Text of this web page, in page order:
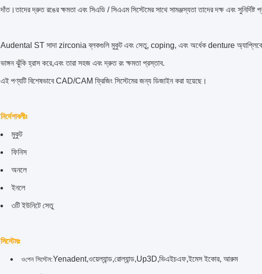
দাঁত।তাদের দ্রুত রঙের ক্ষমতা এবং সিএডি / সিএএম সিস্টেমের সাথে সামঞ্জস্যতা তাদের দক্ষ এবং
Audental ST সাদা zirconia ব্লকগুলি মুকুট এবং সেতু, coping, এবং অর্ধেক denture
ভাঙ্গন ঝুঁকি হ্রাস করে,এবং তারা সহজ এবং দ্রুত রং ক্ষমতা প্রস্তাব.
এই পণ্যটি বিশেষভাবে CAD/CAM ফ্রিজিং সিস্টেমের জন্য ডিজাইন করা হয়েছে।
নির্দেশাবলীঃ
মুকুট
ফিনিস
অনলে
ইনলে
৩টি ইউনিটে সেতু
সিস্টেমঃ
ওপেন সিস্টেম:Yenadent,ওয়েল্যান্ড,রোল্যান্ড,Up3D,ভিএইচএফ,ইমেস ইকোর, আরুম